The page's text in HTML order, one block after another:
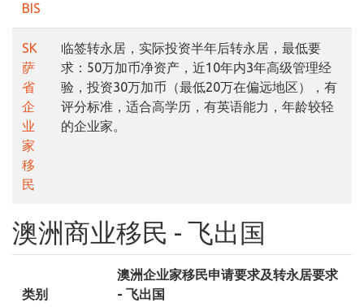
BIS
SK
萨
省
企
业
家
移
民
临签转永居，实际投资半年后转永居，最低要
求：50万加币净资产，近10年内3年高级管理经
验，投资30万加币（最低20万在偏远地区），有
评分标准，适合高学历，有英语能力，年龄较轻
的企业家。
澳洲商业移民 - 飞出国
类别
澳洲企业家移民申请要求及转永居要求
- 飞出国